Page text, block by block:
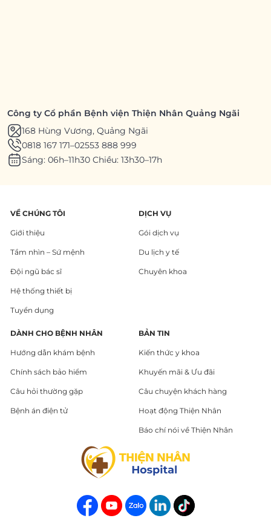
Công ty Cổ phần Bệnh viện Thiện Nhân Quảng Ngãi
168 Hùng Vương, Quảng Ngãi
0818 167 171–02553 888 999
Sáng: 06h–11h30 Chiều: 13h30–17h
VỀ CHÚNG TÔI
Giới thiệu
Tầm nhìn – Sứ mệnh
Đội ngũ bác sĩ
Hệ thống thiết bị
Tuyển dụng
DỊCH VỤ
Gói dịch vụ
Du lịch y tế
Chuyên khoa
DÀNH CHO BỆNH NHÂN
Hướng dẫn khám bệnh
Chính sách bảo hiểm
Câu hỏi thường gặp
Bệnh án điện tử
BẢN TIN
Kiến thức y khoa
Khuyến mãi & Ưu đãi
Câu chuyện khách hàng
Hoạt động Thiện Nhân
Báo chí nói về Thiện Nhân